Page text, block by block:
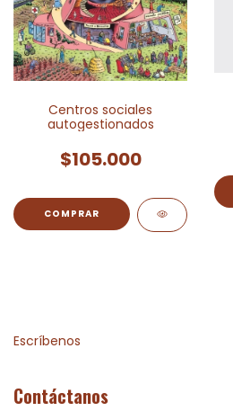
Centros sociales
autogestionados
$105.000
Escríbenos
Contáctanos